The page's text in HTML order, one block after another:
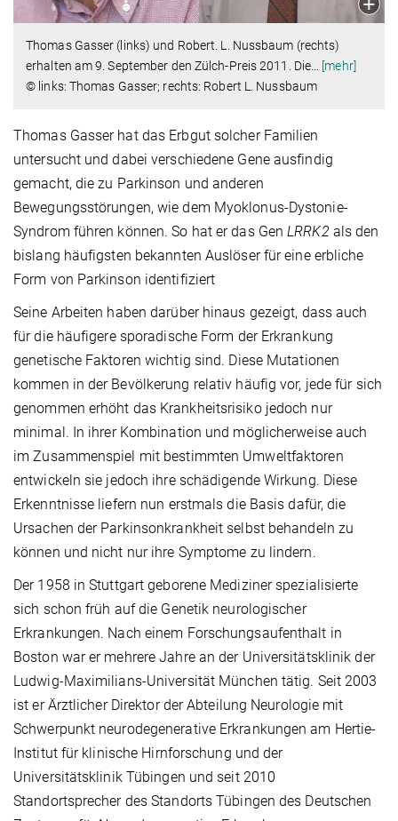
Thomas Gasser (links) und Robert. L. Nussbaum (rechts)
erhalten am 9. September den Zülch-Preis 2011. Die… [mehr]
© links: Thomas Gasser; rechts: Robert L. Nussbaum
Thomas Gasser hat das Erbgut solcher Familien
untersucht und dabei verschiedene Gene ausfindig
gemacht, die zu Parkinson und anderen
Bewegungsstörungen, wie dem Myoklonus-Dystonie-
Syndrom führen können. So hat er das GenLRRK2 als den
bislang häufigsten bekannten Auslöser für eine erbliche
Form von Parkinson identifiziert
Seine Arbeiten haben darüber hinaus gezeigt, dass auch
für die häufigere sporadische Form der Erkrankung
genetische Faktoren wichtig sind. Diese Mutationen
kommen in der Bevölkerung relativ häufig vor, jede für sich
genommen erhöht das Krankheitsrisiko jedoch nur
minimal. In ihrer Kombination und möglicherweise auch
im Zusammenspiel mit bestimmten Umweltfaktoren
entwickeln sie jedoch ihre schädigende Wirkung. Diese
Erkenntnisse liefern nun erstmals die Basis dafür, die
Ursachen der Parkinsonkrankheit selbst behandeln zu
können und nicht nur ihre Symptome zu lindern.
Der 1958 in Stuttgart geborene Mediziner spezialisierte
sich schon früh auf die Genetik neurologischer
Erkrankungen. Nach einem Forschungsaufenthalt in
Boston war er mehrere Jahre an der Universitätsklinik der
Ludwig-Maximilians-Universität München tätig. Seit 2003
ist er Ärztlicher Direktor der Abteilung Neurologie mit
Schwerpunkt neurodegenerative Erkrankungen am Hertie-
Institut für klinische Hirnforschung und der
Universitätsklinik Tübingen und seit 2010
Standortsprecher des Standorts Tübingen des Deutschen